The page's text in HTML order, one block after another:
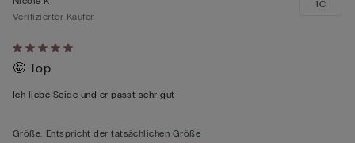
Mit
5
von
bewertet
Verifizierter Käufer
🤩 Top
Ich liebe Seide und er passt sehr gut
1C
Größe: Entspricht der tatsächlichen Größe